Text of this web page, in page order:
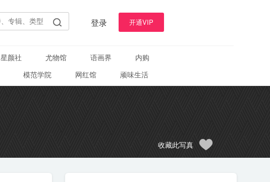
登录 开通VIP
星颜社 尤物馆 语画界
内购
模范学院 网红馆 顽味生活
收藏此写真